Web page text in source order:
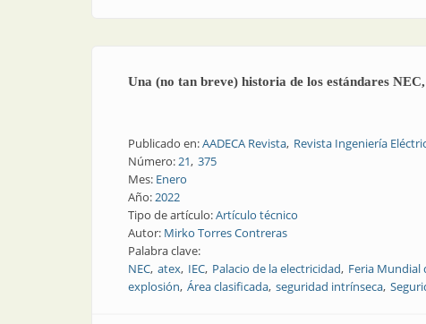
Una (no tan breve) historia de los estándares
Publicado en:AADECA Revista Revista Ingeniería
Número:21 375
Mes: Enero
Año:2022
Tipo de artículo:Artículo técnico
Autor: Mirko Torres Contreras
Palabra clave:
NEC atex IEC Palacio de la electricidad Feria Mundial
explosión Área clasificada seguridad intrínseca